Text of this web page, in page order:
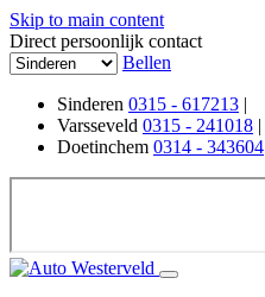
Skip to main content
Direct persoonlijk contact
Bellen
Sinderen 0315 - 617213 |
Varsseveld 0315 - 241018 |
Doetinchem 0314 - 343604